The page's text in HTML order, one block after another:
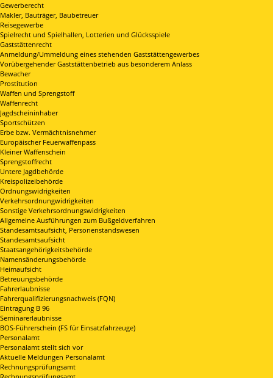
Gewerberecht
Makler, Bauträger, Baubetreuer
Reisegewerbe
Spielrecht und Spielhallen, Lotterien und Glücksspiele
Gaststättenrecht
Anmeldung/Ummeldung eines stehenden Gaststättengewerbes
Vorübergehender Gaststättenbetrieb aus besonderem Anlass
Bewacher
Prostitution
Waffen und Sprengstoff
Waffenrecht
Jagdscheininhaber
Sportschützen
Erbe bzw. Vermächtnisnehmer
Europäischer Feuerwaffenpass
Kleiner Waffenschein
Sprengstoffrecht
Untere Jagdbehörde
Kreispolizeibehörde
Ordnungswidrigkeiten
Verkehrsordnungwidrigkeiten
Sonstige Verkehrsordnungswidrigkeiten
Allgemeine Ausführungen zum Bußgeldverfahren
Standesamtsaufsicht, Personenstandswesen
Standesamtsaufsicht
Staatsangehörigkeitsbehörde
Namensänderungsbehörde
Heimaufsicht
Betreuungsbehörde
Fahrerlaubnisse
Fahrerqualifizierungsnachweis (FQN)
Eintragung B 96
Seminarerlaubnisse
BOS-Führerschein (FS für Einsatzfahrzeuge)
Personalamt
Personalamt stellt sich vor
Aktuelle Meldungen Personalamt
Rechnungsprüfungsamt